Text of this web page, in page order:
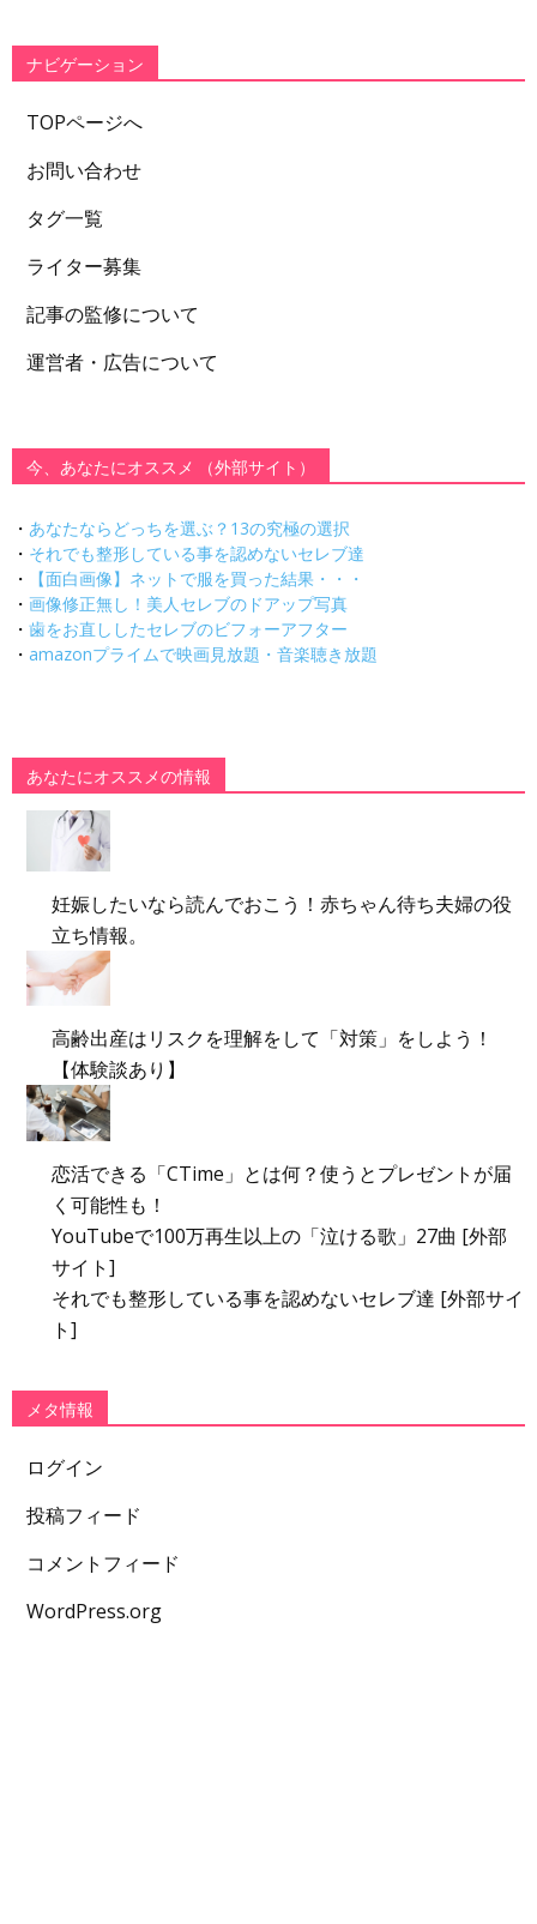
ー
ナビゲーション
TOPページへ
お問い合わせ
タグ一覧
ライター募集
記事の監修について
運営者・広告について
今、あなたにオススメ （外部サイト）
・ あなたならどっちを選ぶ？13の究極の選択
・ それでも整形している事を認めないセレブ達
・
【面白画像】ネットで服を買った結果・・・
・ 画像修正無し！美人セレブのドアップ写真
・ 歯をお直ししたセレブのビフォーアフター
・ amazonプライムで映画見放題・音楽聴き放題
あなたにオススメの情報
妊娠したいなら読んでおこう！赤ちゃん待ち夫婦の役
立ち情報。
高齢出産はリスクを理解をして「対策」をしよう！
【体験談あり】
恋活できる「CTime」とは何？使うとプレゼントが届
く可能性も！
YouTubeで100万再生以上の「泣ける歌」27曲 [外部
サイト]
それでも整形している事を認めないセレブ達 [外部サイ
ト]
メタ情報
ログイン
投稿フィード
コメントフィード
WordPress.org